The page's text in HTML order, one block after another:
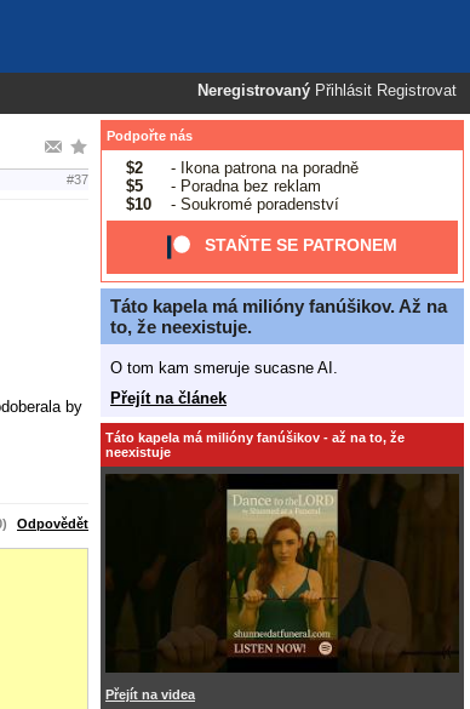
Neregistrovaný Přihlásit Registrovat
#37
by
Odpovědět
Podpořte nás
$2
- Ikona patrona na poradně
$5
- Poradna bez reklam
$10
- Soukromé poradenství
STAŇTE SE PATRONEM
Táto kapela má milióny fanúšikov. Až na
to, že neexistuje.
O tom kam smeruje sucasne AI.
Přejít na článek
Táto kapela má milióny fanúšikov - až na to, že
neexistuje
Přejít na videa